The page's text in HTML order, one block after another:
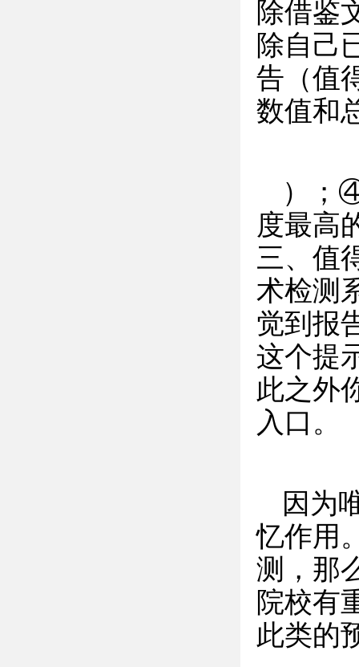
除借鉴
除自己
告（值
数值和
）；
度最高
三、值
术检测
觉到报
这个提
此之外
入口。
因为
忆作用
测，那
院校有
此类的